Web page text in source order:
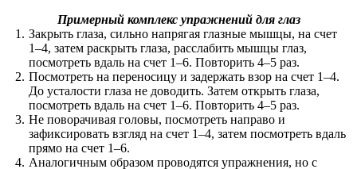
Примерный комплекс упражнений для глаз
Закрыть глаза, сильно напрягая глазные мышцы, на счет
1–4, затем раскрыть глаза, расслабить мышцы глаз,
посмотреть вдаль на счет 1–6. Повторить 4–5 раз.
Посмотреть на переносицу и задержать взор на счет 1–4.
До усталости глаза не доводить. Затем открыть глаза,
посмотреть вдаль на счет 1–6. Повторить 4–5 раз.
Не поворачивая головы, посмотреть направо и
зафиксировать взгляд на счет 1–4, затем посмотреть вдаль
прямо на счет 1–6.
Аналогичным образом проводятся упражнения, но с